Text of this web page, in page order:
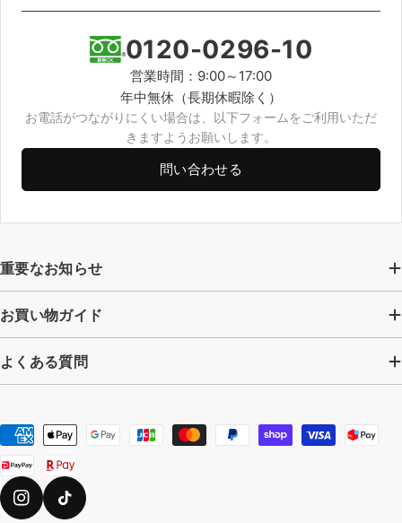
0120-0296-10
営業時間：9:00～17:00
年中無休（長期休暇除く）
お電話がつながりにくい場合は、以下フォームをご利用いただ
きますようお願いします。
問い合わせる
重要なお知らせ
お買い物ガイド
よくある質問
払
い
方
Instagram
TikTok